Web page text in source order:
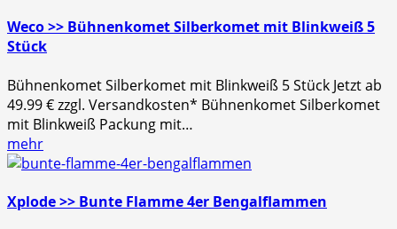
Weco >> Bühnenkomet Silberkomet mit Blinkweiß 5
Stück
Bühnenkomet Silberkomet mit Blinkweiß 5 Stück Jetzt ab
49.99 € zzgl. Versandkosten* Bühnenkomet Silberkomet
mit Blinkweiß Packung mit…
mehr
Xplode >> Bunte Flamme 4er Bengalflammen